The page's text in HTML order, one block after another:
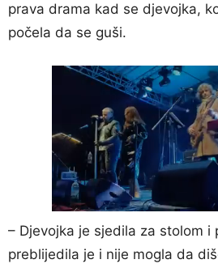
prava drama kad se djevojka,
počela da se guši.
– Djevojka je sjedila za stolom i
preblijedila je i nije mogla da